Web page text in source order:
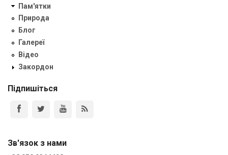
Пам'ятки
Природа
Блог
Галереї
Відео
Закордон
Підпишіться
Зв'язок з нами